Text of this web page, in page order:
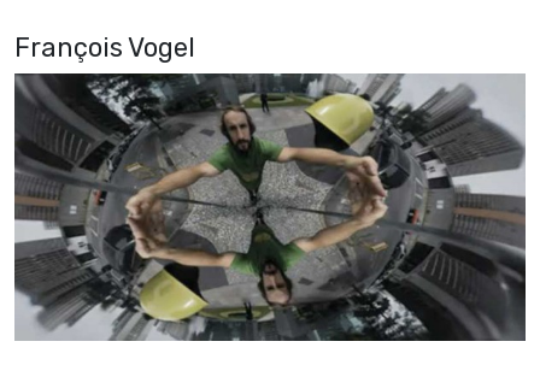
François Vogel